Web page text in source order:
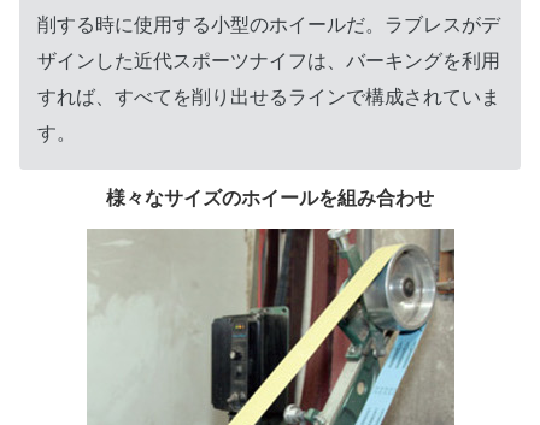
削する時に使用する小型のホイールだ。ラブレスがデ
ザインした近代スポーツナイフは、バーキングを利用
すれば、すべてを削り出せるラインで構成されていま
す。
様々なサイズのホイールを組み合わせ